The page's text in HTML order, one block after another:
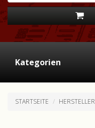
Kategorien
STARTSEITE HERSTELLER